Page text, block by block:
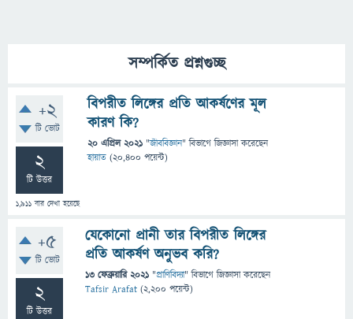
সম্পর্কিত প্রশ্নগুচ্ছ
+2
টি ভোট
2
টি উত্তর
1,911 বার দেখা হয়েছে
বিপরীত লিঙ্গের প্রতি আকর্ষণের মূল
কারণ কি?
20 এপ্রিল 2021 "জীববিজ্ঞান" বিভাগে জিজ্ঞাসাকরেছেন
হায়াত (20,400 পয়েন্ট)
+5
টি ভোট
2
টি উত্তর
যেকোনো প্রানী তার বিপরীত লিঙ্গের
প্রতি আকর্ষণ অনুভব করি?
13 ফেব্রুয়ারি 2021 "প্রাণিবিদ্যা" বিভাগে জিজ্ঞাসাকরেছেন
Tafsir Arafat (2,200 পয়েন্ট)